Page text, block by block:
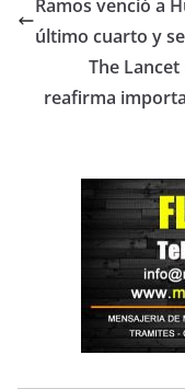
Ramos venció a
último cuarto y
The
reafirma